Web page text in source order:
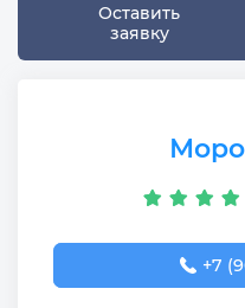
Оставить
заявку
+7+7